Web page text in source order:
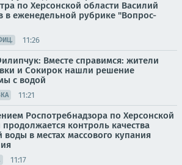
по Херсонской области Василий
в еженедельной рубрике "Вопрос-
11:26
Вместе справимся: жители
и Сокирок нашли решение
с водой
11:21
Роспотребнадзора по Херсонской
продолжается контроль качества
воды в местах массового купания
11:17